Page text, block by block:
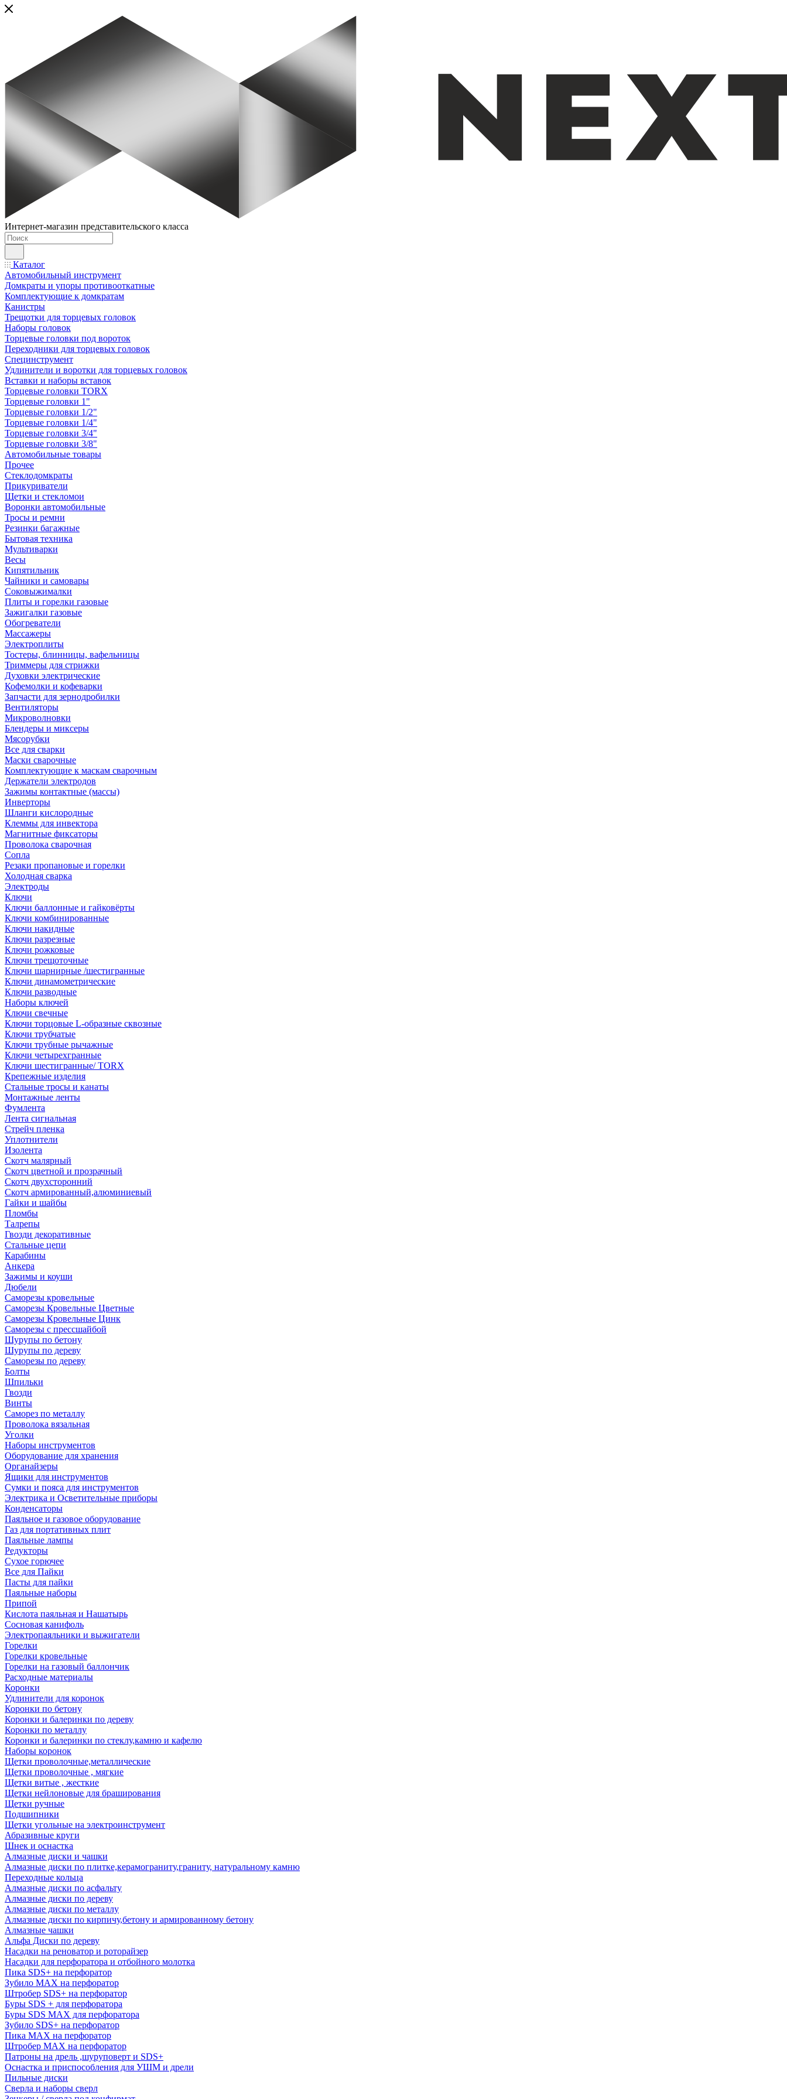
Интернет-магазин представительского класса
Каталог
Автомобильный инструмент
Домкраты и упоры противооткатные
Комплектующие к домкратам
Канистры
Трещотки для торцевых головок
Наборы головок
Торцевые головки под вороток
Переходники для торцевых головок
Специнструмент
Удлинители и воротки для торцевых головок
Вставки и наборы вставок
Торцевые головки TORX
Торцевые головки 1"
Торцевые головки 1/2"
Торцевые головки 1/4"
Торцевые головки 3/4"
Торцевые головки 3/8"
Автомобильные товары
Прочее
Стеклодомкраты
Прикуриватели
Щетки и стекломои
Воронки автомобильные
Тросы и ремни
Резинки багажные
Бытовая техника
Мультиварки
Весы
Кипятильник
Чайники и самовары
Соковыжималки
Плиты и горелки газовые
Зажигалки газовые
Обогреватели
Массажеры
Электроплиты
Тостеры, блинницы, вафельницы
Триммеры для стрижки
Духовки электрические
Кофемолки и кофеварки
Запчасти для зернодробилки
Вентиляторы
Микроволновки
Блендеры и миксеры
Мясорубки
Все для сварки
Маски сварочные
Комплектующие к маскам сварочным
Держатели электродов
Зажимы контактные (массы)
Инверторы
Шланги кислородные
Клеммы для инвектора
Магнитные фиксаторы
Проволока сварочная
Сопла
Резаки пропановые и горелки
Холодная сварка
Электроды
Ключи
Ключи баллонные и гайковёрты
Ключи комбинированные
Ключи накидные
Ключи разрезные
Ключи рожковые
Ключи трещоточные
Ключи шарнирные /шестигранные
Ключи динамометрические
Ключи разводные
Наборы ключей
Ключи свечные
Ключи торцовые L-образные сквозные
Ключи трубчатые
Ключи трубные рычажные
Ключи четырехгранные
Ключи шестигранные/ TORX
Крепежные изделия
Стальные тросы и канаты
Монтажные ленты
Фумлента
Лента сигнальная
Стрейч пленка
Уплотнители
Изолента
Скотч малярный
Скотч цветной и прозрачный
Скотч двухсторонний
Скотч армированный,алюминиевый
Гайки и шайбы
Пломбы
Талрепы
Гвозди декоративные
Стальные цепи
Карабины
Анкера
Зажимы и коуши
Дюбели
Саморезы кровельные
Саморезы Кровельные Цветные
Саморезы Кровельные Цинк
Саморезы с прессшайбой
Шурупы по бетону
Шурупы по дереву
Саморезы по дереву
Болты
Шпильки
Гвозди
Винты
Саморез по металлу
Проволока вязальная
Уголки
Наборы инструментов
Оборудование для хранения
Органайзеры
Ящики для инструментов
Сумки и пояса для инструментов
Электрика и Осветительные приборы
Конденсаторы
Паяльное и газовое оборудование
Газ для портативных плит
Паяльные лампы
Редукторы
Сухое горючее
Все для Пайки
Пасты для пайки
Паяльные наборы
Припой
Кислота паяльная и Нашатырь
Сосновая канифоль
Электропаяльники и выжигатели
Горелки
Горелки кровельные
Горелки на газовый баллончик
Расходные материалы
Коронки
Удлинители для коронок
Коронки по бетону
Коронки и балеринки по дереву
Коронки по металлу
Коронки и балеринки по стеклу,камню и кафелю
Наборы коронок
Щетки проволочные,металлические
Щетки проволочные , мягкие
Щетки витые , жесткие
Щетки нейлоновые для браширования
Щетки ручные
Подшипники
Щетки угольные на электроинструмент
Абразивные круги
Шнек и оснастка
Алмазные диски и чашки
Алмазные диски по плитке,керамограниту,граниту, натуральному камню
Переходные кольца
Алмазные диски по асфальту
Алмазные диски по дереву
Алмазные диски по металлу
Алмазные диски по кирпичу,бетону и армированному бетону
Алмазные чашки
Альфа Диски по дереву
Насадки на реноватор и роторайзер
Насадки для перфоратора и отбойного молотка
Пика SDS+ на перфоратор
Зубило MAX на перфоратор
Штробер SDS+ на перфоратор
Буры SDS + для перфоратора
Буры SDS MAX для перфоратора
Зубило SDS+ на перфоратор
Пика MAX на перфоратор
Штробер MAX на перфоратор
Патроны на дрель ,шуруповерт и SDS+
Оснастка и приспособления для УШМ и дрели
Пильные диски
Сверла и наборы сверл